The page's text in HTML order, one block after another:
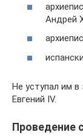
Андрей
Не уступал им
Евгений IV.
Проведение